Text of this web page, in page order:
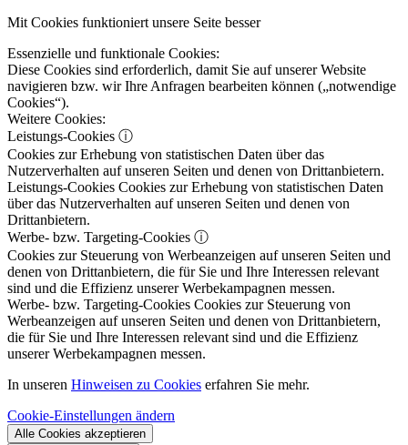
Mit Cookies funktioniert unsere Seite besser
Essenzielle und funktionale Cookies:
Diese Cookies sind erforderlich, damit Sie auf unserer Website
navigieren bzw. wir Ihre Anfragen bearbeiten können („notwendige
Cookies“).
Weitere Cookies:
Leistungs-Cookies ⓘ
Cookies zur Erhebung von statistischen Daten über das
Nutzerverhalten auf unseren Seiten und denen von Drittanbietern.
Leistungs-Cookies Cookies zur Erhebung von statistischen Daten
über das Nutzerverhalten auf unseren Seiten und denen von
Drittanbietern.
Werbe- bzw. Targeting-Cookies ⓘ
Cookies zur Steuerung von Werbeanzeigen auf unseren Seiten und
denen von Drittanbietern, die für Sie und Ihre Interessen relevant
sind und die Effizienz unserer Werbekampagnen messen.
Werbe- bzw. Targeting-Cookies Cookies zur Steuerung von
Werbeanzeigen auf unseren Seiten und denen von Drittanbietern,
die für Sie und Ihre Interessen relevant sind und die Effizienz
unserer Werbekampagnen messen.
In unseren Hinweisen zu Cookies erfahren Sie mehr.
Cookie-Einstellungen ändern
Alle Cookies akzeptieren